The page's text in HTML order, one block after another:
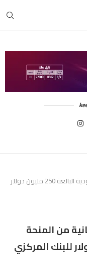
استكمال تحويل الدفعة الثانية من المنحة السعودية البالغة 250 مليون دولار
من المنحة
250 مليون دولار للبنك المركزي